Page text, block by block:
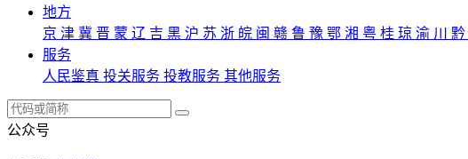
地方
京 津 冀 晋 蒙 辽 吉 黑 沪 苏 浙 皖 闽 赣 鲁 豫 鄂 湘 粤 桂 琼 渝 川 黔
服务
人民鉴真 投关服务 投教服务 其他服务
公众号